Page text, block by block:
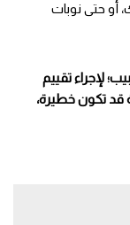
أو حتى نوبات
لإجراء تقييم
قد تكون خطيرة،